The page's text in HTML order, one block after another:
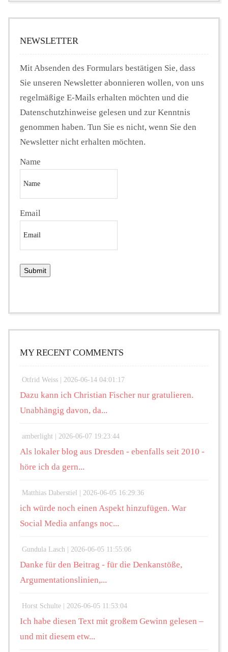
NEWSLETTER
Mit Absenden des Formulars bestätigen Sie, dass
Sie unseren Newsletter abonnieren wollen, von uns
regelmäßige E-Mails erhalten möchten und die
Datenschutzhinweise gelesen und zur Kenntnis
genommen haben. Tun Sie es nicht, wenn Sie den
Newsletter nicht erhalten möchten.
Name
Email
MY RECENT COMMENTS
Otfrid Weiss | 2026-06-14 04:01:17
Dazu kann ich Christian Fischer nur gratulieren.
Unabhängig davon, da...
amberlight | 2026-06-07 19:23:44
Als lokaler blog aus Dresden - ebenfalls seit 2010 -
höre ich da gern...
Matthias Daberstiel | 2026-06-05 16:29:36
ich würde noch einen Aspekt hinzufügen. War
Social Media anfangs noc...
Gundula Lasch | 2026-06-05 11:55:06
Danke für den Beitrag - für die Denkanstöße,
Argumentationslinien,...
Horst Schulte | 2026-06-05 11:53:04
Ich habe diesen Text mit großem Gewinn gelesen –
und mit diesem etw...